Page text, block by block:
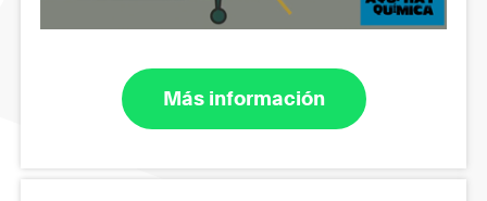
Más información